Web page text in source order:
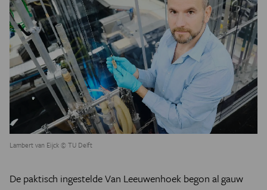
Lambert van Eijck © TU Delft
De paktisch ingestelde Van Leeuwenhoek begon al gauw